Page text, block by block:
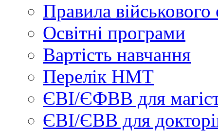
Правила військового
Освітні програми
Вартість навчання
Перелік НМТ
ЄВІ/ЄФВВ для
ЄВІ/ЄВВ для